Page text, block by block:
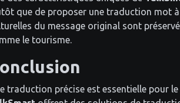
que de proposer une traduction mot
du message original sont
le tourisme.
traduction précise est essentielle pour